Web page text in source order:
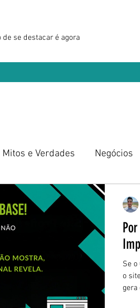
se destacar é agora
Mitos e Verdades Negócios
Se
o